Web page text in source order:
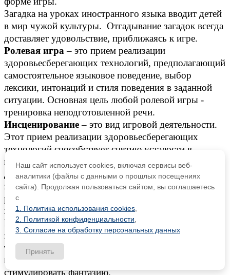
Загадка на уроках иностранного языка вводит детей
в мир чужой культуры. Отгадывание загадок всегда
доставляет удовольствие, приближаясь к игре.
Ролевая игра– это прием реализации
здоровьесберегающих технологий, предполагающий
самостоятельное языковое поведение, выбор
лексики, интонаций и стиля поведения в заданной
ситуации. Основная цель любой ролевой игры -
тренировка неподготовленной речи.
Инсценирование– это вид игровой деятельности.
Этот прием реализации здоровьесберегающих
технологий способствует снятию усталости в
процессе обучения иностранному языку.
Драматизация– это прием реализации
здоровьесберегающих технологий, направленный на
развитие коммуникативности средствами
художественных произведений.
Пальчиковая игра– это прием реализации
здоровьесберегающих технологий необходимый для
того, чтобы подготовить руку ребенка к
письму, развивать внимание, терпение,
стимулировать фантазию.
Наш сайт использует cookies, включая сервисы веб-
аналитики (файлы с данными о прошлых посещениях
сайта). Продолжая пользоваться сайтом, вы соглашаетесь
с
1. Политика использования cookies
2. Политикой конфиденциальности
3. Согласие на обработку персональных данных
Принять